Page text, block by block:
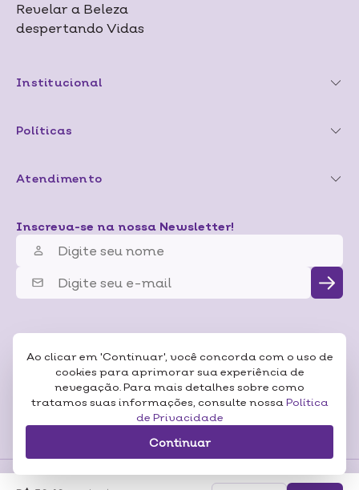
Ao clicar em 'Continuar', você concorda com o uso de
cookies para aprimorar sua experiência de
nevegação. Para mais detalhes sobre como
tratamos suas informações, consulte nossa Política
de Privacidade
Continuar
Revelar a Beleza
despertando Vidas
Institucional
Políticas
Atendimento
Inscreva-se na nossa Newsletter!